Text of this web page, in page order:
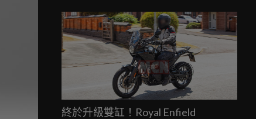
終於升級雙缸！Royal Enfield